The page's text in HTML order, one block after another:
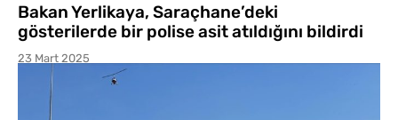
Bakan Yerlikaya, Saraçhane’deki
gösterilerde bir polise asit atıldığını bildirdi
23 Mart 2025